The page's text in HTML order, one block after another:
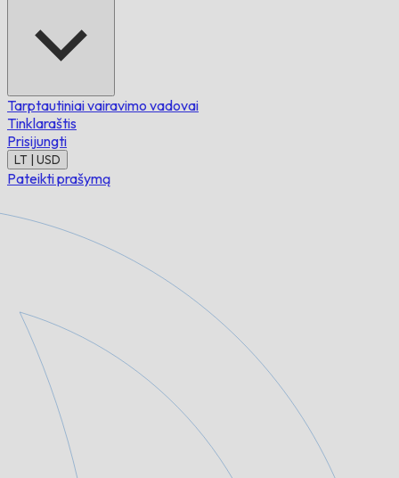
Tarptautiniai vairavimo vadovai
Tinklaraštis
Prisijungti
LT | USD
Pateikti prašymą